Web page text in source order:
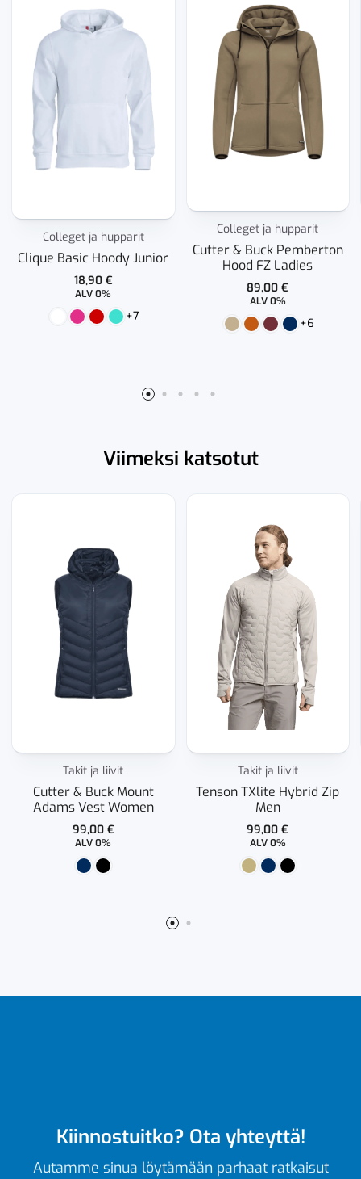
Colleget ja hupparit
Clique Basic Hoody Junior
18,90 €
ALV 0%
+7
Colleget ja hupparit
Cutter & Buck Pemberton
Hood FZ Ladies
89,00€
ALV 0%
+6
Viimeksi katsotut
Takit ja liivit
Cutter & Buck Mount
Adams Vest Women
99,00 €
ALV 0%
Takit ja liivit
Tenson TXlite Hybrid Zip
Men
99,00€
ALV 0%
Kiinnostuitko? Ota yhteyttä!
Autamme sinua löytämään parhaat ratkaisut